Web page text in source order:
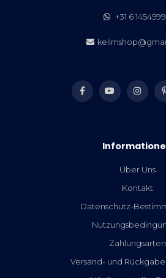
+31 6
Über Uns
Kontakt
Datenschutz-
Zahlungsarten
Versand- und